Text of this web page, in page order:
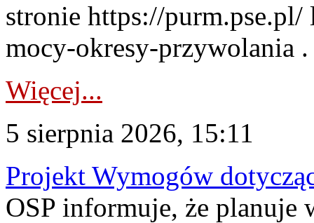
stronie https://
mocy-okresy-przywolania
Więcej...
5 sierpnia 2026, 15:11
Projekt Wymogów
OSP informuje, że planuje